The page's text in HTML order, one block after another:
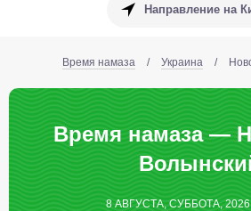
Направление на
Время намаза / Украина /
Время намаза —
8 АВГУСТА, СУББОТА, 2026